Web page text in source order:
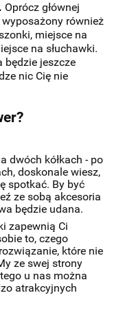
Oprócz głównej
również
miejsce na
na słuchawki.
będzie jeszcze
nic Cię nie
dwóch kółkach - po
doskonale wiesz,
spotkać. By być
ze sobą akcesoria
będzie udana.
zapewnią Ci
to, czego
które nie
ze swej strony
u nas można
atrakcyjnych